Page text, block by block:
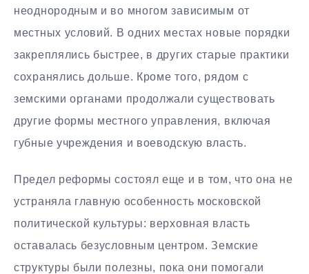
неоднородным и во многом зависимым от
местных условий. В одних местах новые порядки
закреплялись быстрее, в других старые практики
сохранялись дольше. Кроме того, рядом с
земскими органами продолжали существовать
другие формы местного управления, включая
губные учреждения и воеводскую власть.
Предел реформы состоял еще и в том, что она не
устраняла главную особенность московской
политической культуры: верховная власть
оставалась безусловным центром. Земские
структуры были полезны, пока они помогали